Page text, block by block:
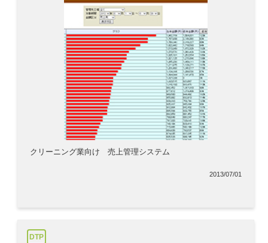
クリーニング業向け 売上管理システム
2013/07/01
DTP